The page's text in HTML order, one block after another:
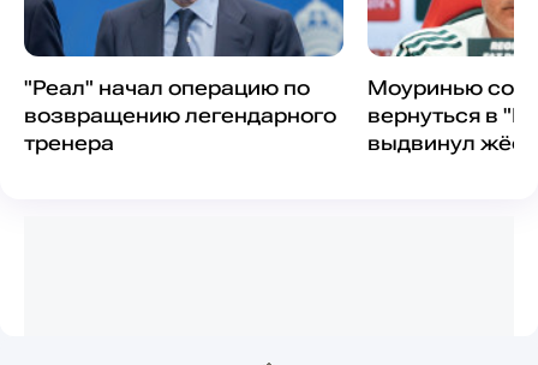
"Реал" начал операцию по
возвращению легендарного
тренера
Моуринью
вернуться в
выдвинул